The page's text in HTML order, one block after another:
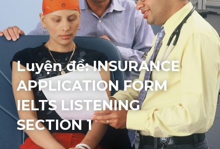
Tourism and Travelling
Pronunciation
Section 3
Section 4
Section 1
Social issues
HỌC THỬ
Luyện đề: INSURANCE
APPLICATION FORM
IELTS LISTENING
SECTION 1